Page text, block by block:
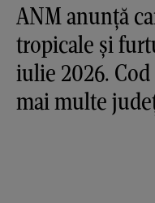
ANM anunță
tropicale și
iulie 2026.
mai multe